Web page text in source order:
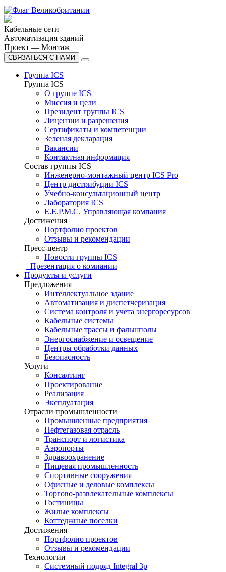
Кабельные сети
Автоматизация зданий
Проект — Монтаж
СВЯЗАТЬСЯ С НАМИ
Группа ICS
Группа ICS
О группе ICS
Миссия и цели
Президент группы ICS
Лицензии и разрешения
Сертификаты и компетенции
Зеленая декларация
Вакансии
Контактная информация
Состав группы ICS
Инженерно-монтажный центр ICS Pro
Центр дистрибуции ICS
Учебно-консультационный центр
Лаборатория ICS
E.E.P.M.C. Управляющая компания
Достижения
Портфолио проектов
Отзывы и рекомендации
Пресс-центр
Новости группы ICS
Презентация о компании
Продукты и услуги
Предложения
Интеллектуальное здание
Автоматизация и диспетчеризация
Система контроля и учета энергоресурсов
Кабельные системы
Кабельные трассы и фальшполы
Энергоснабжение и освещение
Центры обработки данных
Безопасность
Услуги
Консалтинг
Проектирование
Реализация
Эксплуатация
Отрасли промышленности
Промышленные предприятия
Нефтегазовая отрасль
Транспорт и логистика
Аэропорты
Здравоохранение
Пищевая промышленность
Спортивные сооружения
Офисные и деловые комплексы
Торгово-развлекательные комплексы
Гостиницы
Жилые комплексы
Коттеджные поселки
Достижения
Портфолио проектов
Отзывы и рекомендации
Технологии
Системный подряд Integral 3p